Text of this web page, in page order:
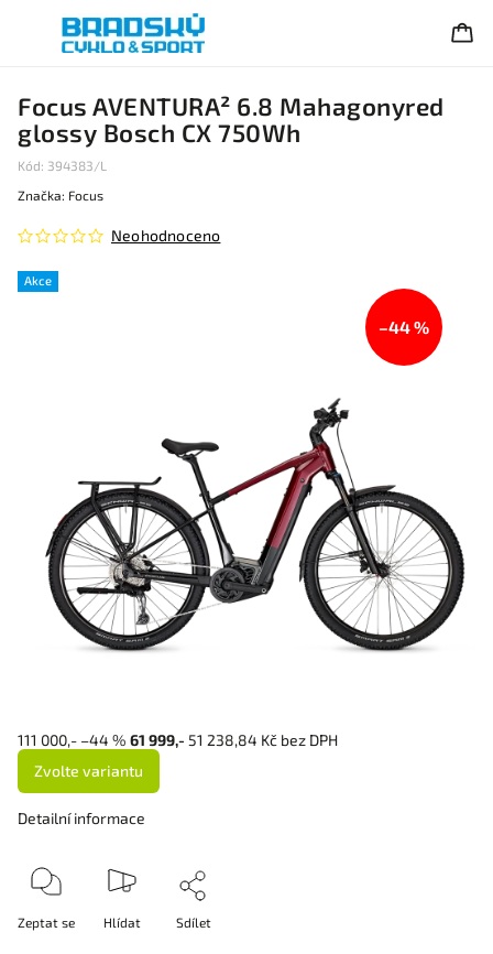
Focus AVENTURA² 6.8 Mahagonyred
glossy Bosch CX 750Wh
Kód: 394383/L
Akce
Neohodnoceno
Značka: Focus
–44 %
111 000,- –44 % 61 999,- 51 238,84 Kč bez DPH
Zvolte variantu
Detailní informace
Zeptat se Hlídat Sdílet